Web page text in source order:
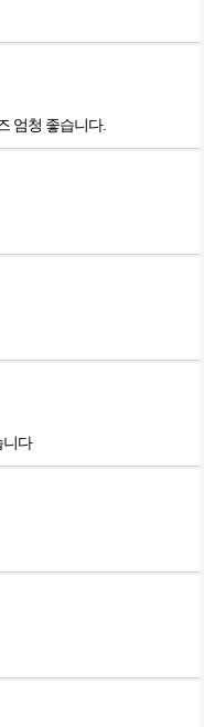
엄청 좋습니다.
니다